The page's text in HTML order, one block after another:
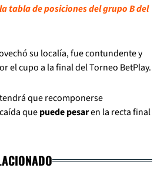
tabla de posiciones del grupo B del
su localía, fue contundente y
el cupo a la final del Torneo BetPlay.
que recomponerse
quepuede pesaren la recta final